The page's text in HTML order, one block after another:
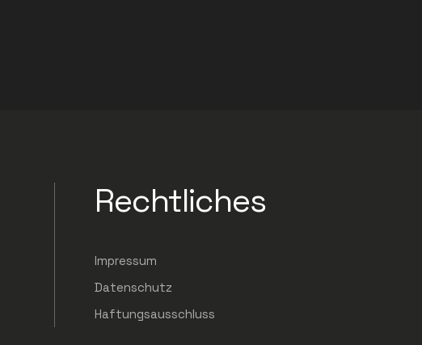
Rechtliches
Impressum
Datenschutz
Haftungsausschluss